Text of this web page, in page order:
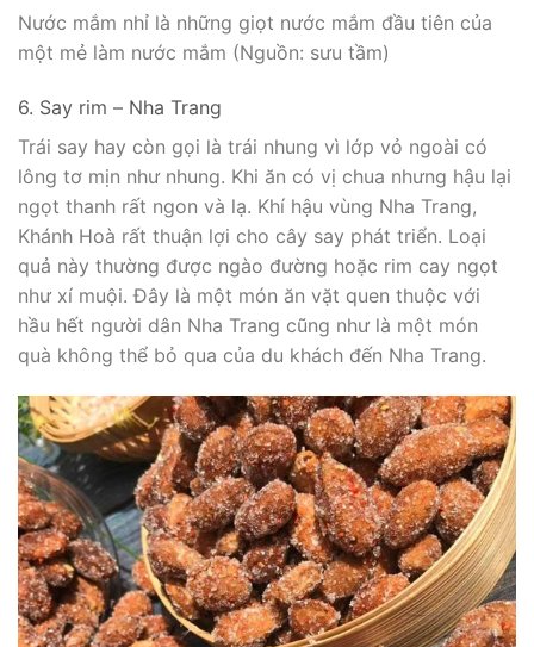
Nước mắm nhỉ là những giọt nước mắm đầu tiên của
một mẻ làm nước mắm (Nguồn: sưu tầm)
6. Say rim – Nha Trang
Trái say hay còn gọi là trái nhung vì lớp vỏ ngoài có
lông tơ mịn như nhung. Khi ăn có vị chua nhưng hậu lại
ngọt thanh rất ngon và lạ. Khí hậu vùng Nha Trang,
Khánh Hoà rất thuận lợi cho cây say phát triển. Loại
quả này thường được ngào đường hoặc rim cay ngọt
như xí muội. Đây là một món ăn vặt quen thuộc với
hầu hết người dân Nha Trang cũng như là một món
quà không thể bỏ qua của du khách đến Nha Trang.